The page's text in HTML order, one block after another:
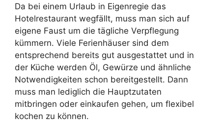
Da bei einem Urlaub in Eigenregie das
Hotelrestaurant wegfällt, muss man sich auf
eigene Faust um die tägliche Verpflegung
kümmern. Viele Ferienhäuser sind dem
entsprechend bereits gut ausgestattet und in
der Küche werden Öl, Gewürze und ähnliche
Notwendigkeiten schon bereitgestellt. Dann
muss man lediglich die Hauptzutaten
mitbringen oder einkaufen gehen, um flexibel
kochen zu können.